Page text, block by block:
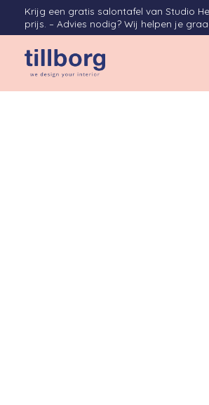
Krijg een gratis salontafel van Studio
prijs. – Advies nodig? Wij helpen je